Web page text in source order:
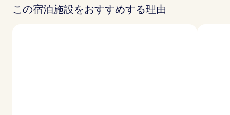
この宿泊施設をおすすめする理由